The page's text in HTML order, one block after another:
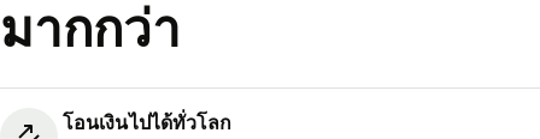
มากกว่า
โอนเงินไปได้ทั่วโลก